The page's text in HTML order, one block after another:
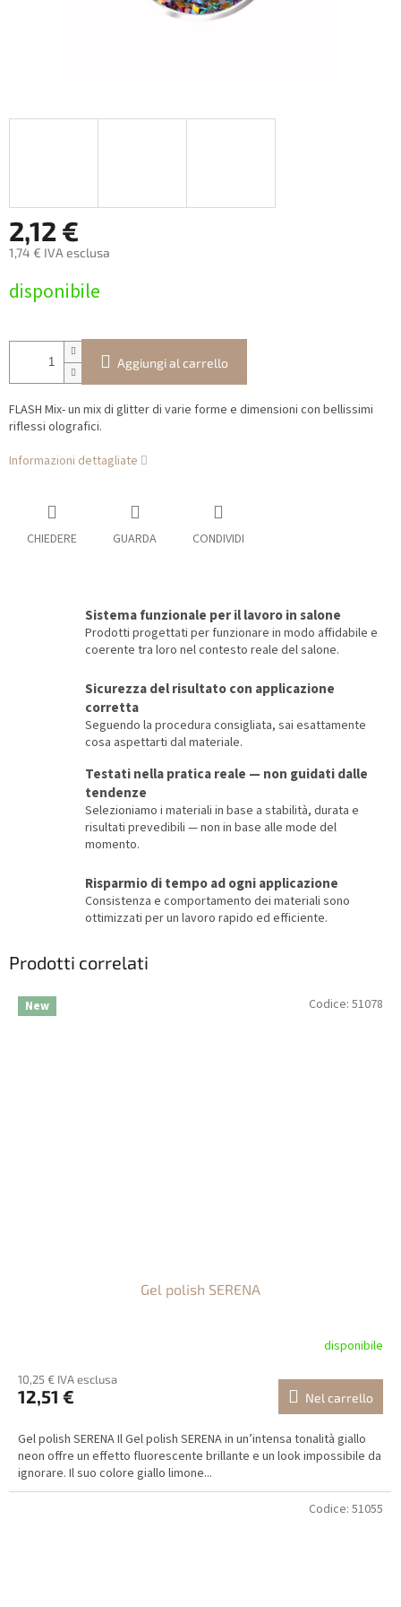
2,12 €
1,74 € IVA esclusa
della
disponibile
Aggiungi al carrello
FLASH Mix- un mix di glitter di varie forme e dimensioni con bellissimi
riflessi olografici.
Informazioni dettagliate
CHIEDERE GUARDA CONDIVIDI
Sistema funzionale per il lavoro in salone
Prodotti progettati per funzionare in modo affidabile e
coerente tra loro nel contesto reale del salone.
Sicurezza del risultato con applicazione
corretta
Seguendo la procedura consigliata, sai esattamente
cosa aspettarti dal materiale.
Testati nella pratica reale — non guidati dalle
tendenze
Selezioniamo i materiali in base a stabilità, durata e
risultati prevedibili — non in base alle mode del
momento.
Risparmio di tempo ad ogni applicazione
Consistenza e comportamento dei materiali sono
ottimizzati per un lavoro rapido ed efficiente.
Prodotti correlati
New
Gel polish SERENA
disponibile
10,25 € IVA esclusa
12,51 € Nel carrello
Gel polish SERENA Il Gel polish SERENA in un’intensa tonalità giallo
neon offre un effetto fluorescente brillante e un look impossibile da
ignorare. Il suo colore giallo limone...
Codice: 51078
Codice: 51055